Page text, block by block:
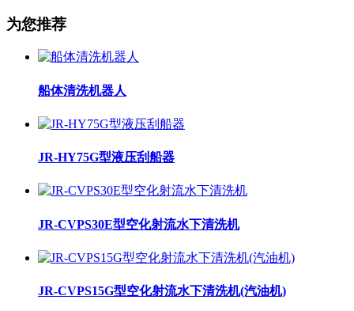
为您推荐
船体清洗机器人
JR-HY75G型液压刮船器
JR-CVPS30E型空化射流水下清洗机
JR-CVPS15G型空化射流水下清洗机(汽油机)